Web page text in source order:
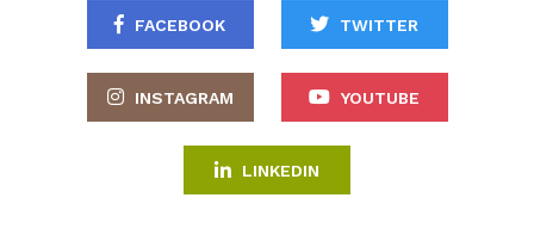
FACEBOOK TWITTER
INSTAGRAM YOUTUBE
LINKEDIN